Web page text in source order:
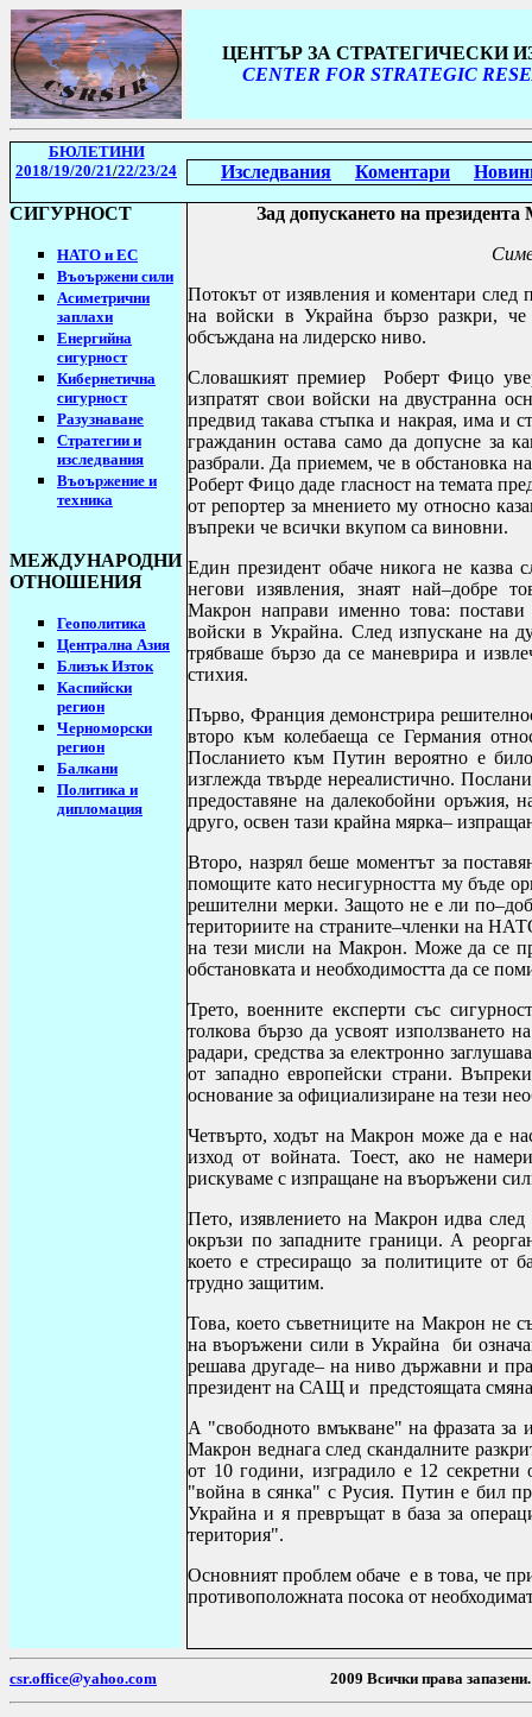
ЦЕНТЪР ЗА СТРАТЕГИЧЕСКИ
CENTER FOR STRATEGIC
БЮЛЕТИНИ
2018/19/20/21/22/23/24 Изследвания Коментари
СИГУРНОСТ
НАТО и ЕС
Въоържени сили
Асиметрични
заплахи
Енергийна
сигурност
Кибернетична
сигурност
Разузнаване
Стратегии и
изследвания
Въоържение и
техника
МЕЖДУНАРОДНИ
ОТНОШЕНИЯ
Геополитика
Централна Азия
Близък Изток
Каспийски
регион
Черноморски
регион
Балкани
Политика и
дипломация
Зад допускането на
Потокът от изявления и коментари след
на войски в Украйна бързо разкри,
обсъждана на лидерско ниво.
Словашкият премиер
Роберт Фицо
изпратят свои войски на двустранна
предвид такава стъпка и накрая, има и
гражданин остава само да допусне за
разбрали. Да приемем, че в обстановка
Роберт Фицо даде гласност на темата
от репортер за мнението му относно
въпреки че всички вкупом са виновни.
Един президент обаче никога не казва
негови изявления, знаят най–добре
Макрон направи именно това: постави
войски в Украйна. След изпускане на
трябваше бързо да се маневрира и
стихия.
Първо, Франция демонстрира
второ към колебаеща се Германия
Посланието към Путин вероятно е
изглежда твърде нереалистично.
предоставяне на далекобойни
друго, освен тази крайна мярка–
Второ, назрял беше моментът за
помощите като несигурността му бъде
решителни мерки. Защото не е ли
териториите на страните–членки на
на тези мисли на Макрон. Може да се
обстановката и необходимостта да се
Трето, военните експерти със
толкова бързо да усвоят използването
радари, средства за електронно
от западно европейски страни.
основание за официализиране на тези
Четвърто, ходът на Макрон може да е
изход от войната. Тоест, ако не
рискуваме с изпращане на въоръжени
Пето, изявлението на Макрон идва
окръзи по западните граници. А
което е стресиращо за политиците от
трудно защитим.
Това, което съветниците на Макрон не
на въоръжени сили в Украйна
би
решава другаде– на ниво държавни и
президент на САЩ и предстоящата
А "свободното вмъкване" на фразата
Макрон веднага след скандалните
от 10 години, изградило е 12
"война в сянка" с Русия. Путин е бил
Украйна и я превръщат в база за
територия".
Основният проблем обаче е в това, че
противоположната посока от
csr.office@yahoo.com 2009 Всички